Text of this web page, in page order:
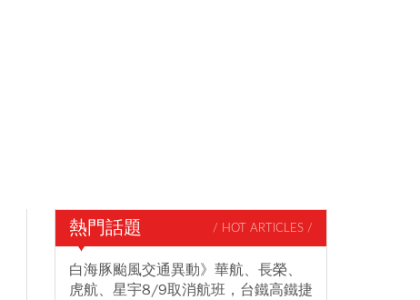
熱門話題 / HOT ARTICLES /
白海豚颱風交通異動》華航、長榮、
虎航、星宇8/9取消航班，台鐵高鐵捷